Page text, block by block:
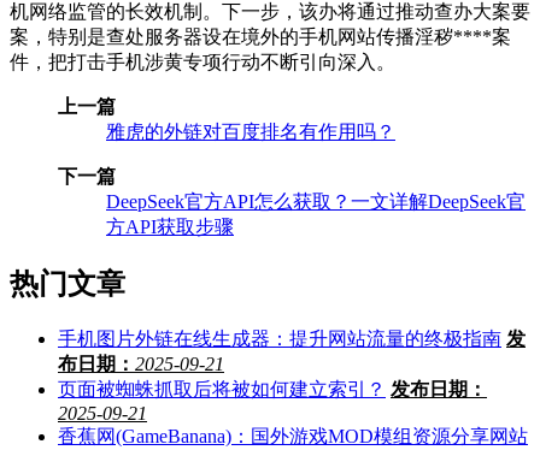
机网络监管的长效机制。下一步，该办将通过推动查办大案要
案，特别是查处服务器设在境外的手机网站传播淫秽****案
件，把打击手机涉黄专项行动不断引向深入。
上一篇
雅虎的外链对百度排名有作用吗？
下一篇
DeepSeek官方API怎么获取？一文详解DeepSeek官
方API获取步骤
热门文章
手机图片外链在线生成器：提升网站流量的终极指南 发
布日期： 2025-09-21
页面被蜘蛛抓取后将被如何建立索引？ 发布日期：
2025-09-21
香蕉网(GameBanana)：国外游戏MOD模组资源分享网站